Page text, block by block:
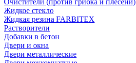
Очистители (против грибка и плесени)
Жидкое стекло
Жидкая резина FARBITEX
Растворители
Добавки в бетон
Двери и окна
Двери металлические